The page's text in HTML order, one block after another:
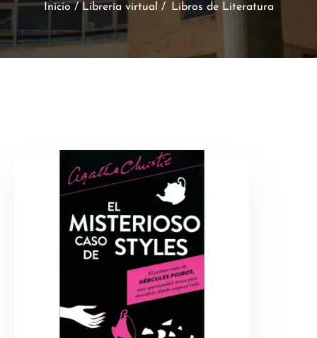
Inicio / Librería virtual / Libros de Literatura